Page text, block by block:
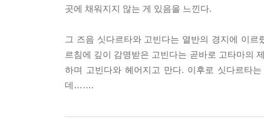
곳에 채워지지 않는 게 있음을 느낀다.
그 즈음 싯다르타와 고빈다는 열반의 경지에 이
르침에 깊이 감명받은 고빈다는 곧바로 고타마의
하며 고빈다와 헤어지고 만다. 이후로 싯다르타
데…….